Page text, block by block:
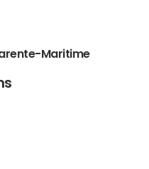
Maritime